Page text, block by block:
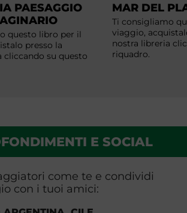
PAESAGGIO
questo libro per il
presso la
cliccando su questo
MAR DEL
Ti consigliamo
viaggio,
nostra libreria
riquadro.
E SOCIAL
come te e condividi
con i tuoi amici: